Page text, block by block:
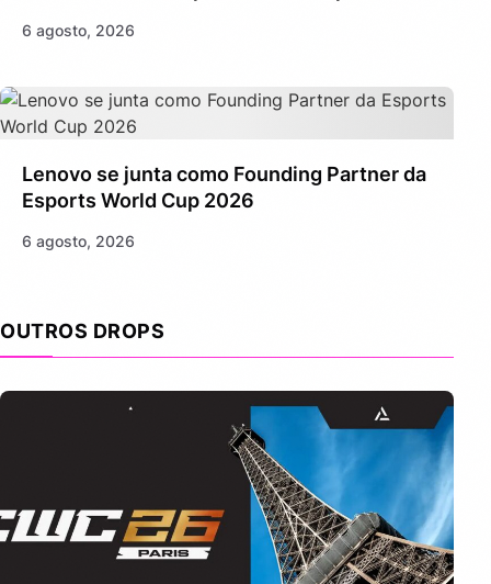
6 agosto, 2026
Lenovo se junta como Founding Partner da
Esports World Cup 2026
6 agosto, 2026
OUTROS DROPS